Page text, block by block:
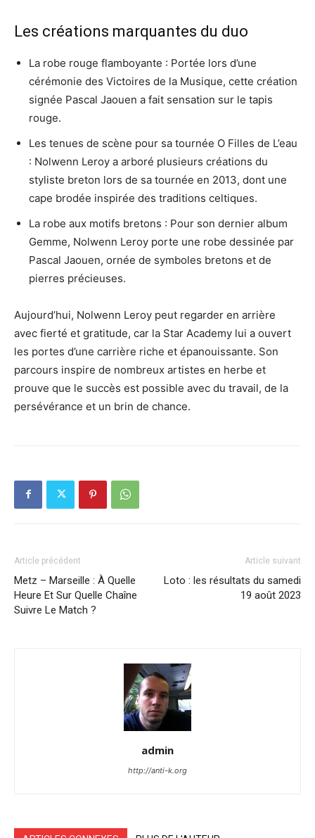
Les créations marquantes du duo
La robe rouge flamboyante : Portée lors d’une
cérémonie des Victoires de la Musique, cette création
signée Pascal Jaouen a fait sensation sur le tapis
rouge.
Les tenues de scène pour sa tournée O Filles de L’eau
: Nolwenn Leroy a arboré plusieurs créations du
styliste breton lors de sa tournée en 2013, dont une
cape brodée inspirée des traditions celtiques.
La robe aux motifs bretons : Pour son dernier album
Gemme, Nolwenn Leroy porte une robe dessinée par
Pascal Jaouen, ornée de symboles bretons et de
pierres précieuses.
Aujourd’hui, Nolwenn Leroy peut regarder en arrière
avec fierté et gratitude, car la Star Academy lui a ouvert
les portes d’une carrière riche et épanouissante. Son
parcours inspire de nombreux artistes en herbe et
prouve que le succès est possible avec du travail, de la
persévérance et un brin de chance.
Article précédent
Metz – Marseille : À Quelle
Heure Et Sur Quelle Chaîne
Suivre Le Match ?
Article suivant
Loto : les résultats du samedi
19 août 2023
admin
http://anti-k.org